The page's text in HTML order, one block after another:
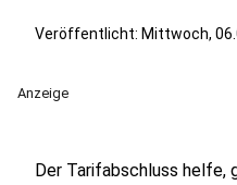
Veröffentlicht: Mittwoch,
Anzeige
Der Tarifabschluss helfe,